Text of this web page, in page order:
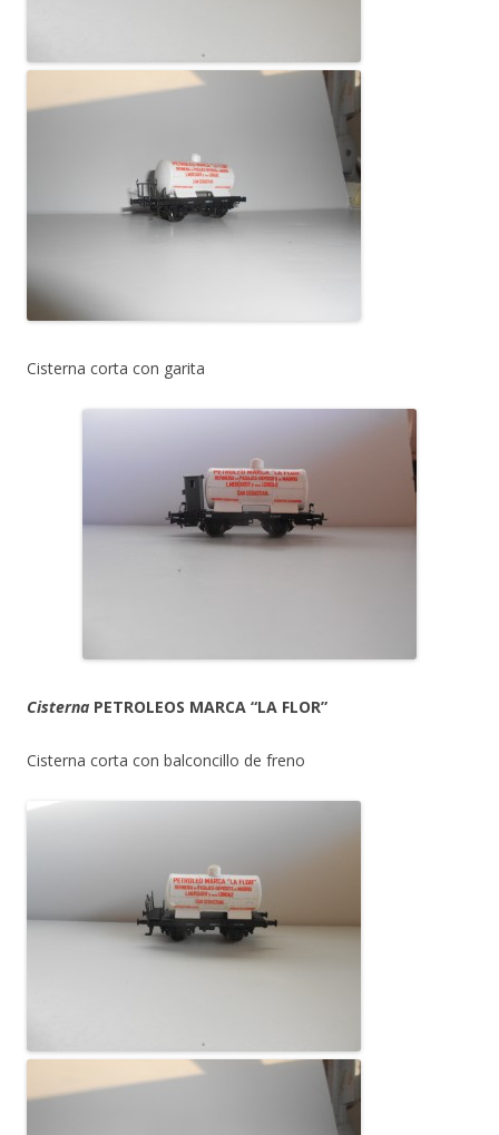
Cisterna corta con garita
Cisterna PETROLEOS MARCA “LA FLOR”
Cisterna corta con balconcillo de freno